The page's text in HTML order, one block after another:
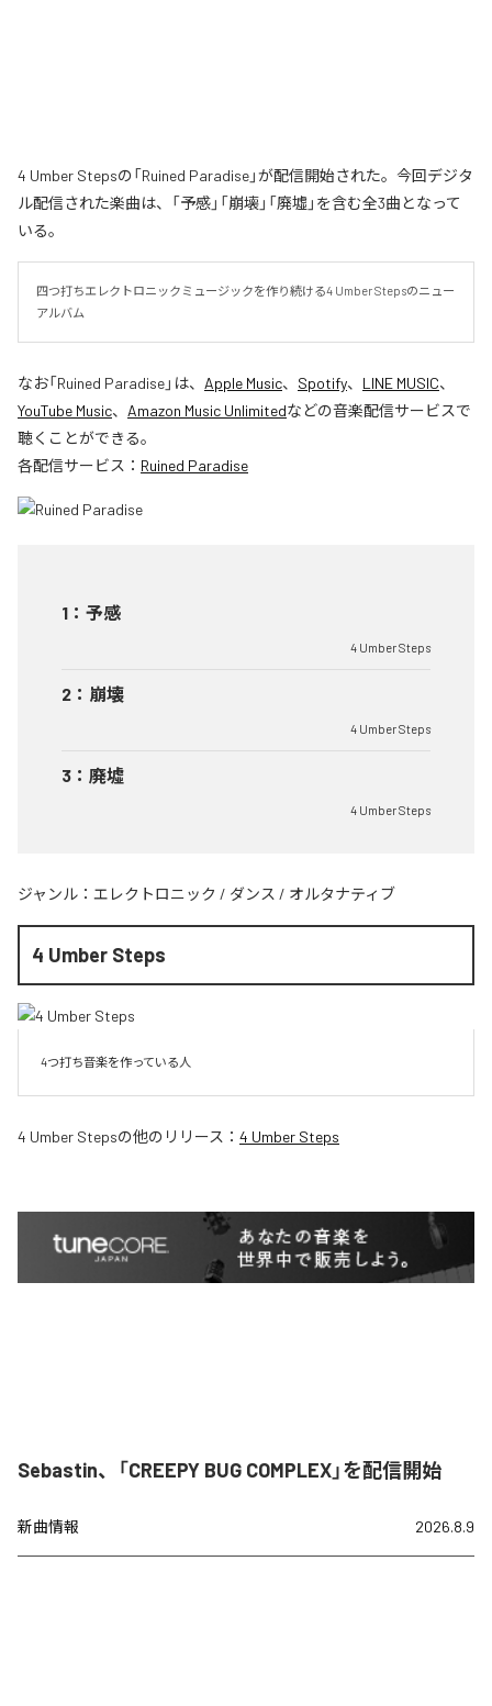
4 Umber Stepsの「Ruined Paradise」が配信開始された。今回デジタ
ル配信された楽曲は、「予感」「崩壊」「廃墟」を含む全3曲となって
いる。
四つ打ちエレクトロニックミュージックを作り続ける4 Umber Stepsのニュー
アルバム
なお「Ruined Paradise」は、 Apple Music、 Spotify、 LINE MUSIC、
YouTube Music、 Amazon Music Unlimitedなどの音楽配信サービスで
聴くことができる。
各配信サービス： Ruined Paradise
1 ： 予感
4 Umber Steps
2 ： 崩壊
4 Umber Steps
3 ： 廃墟
4 Umber Steps
ジャンル： エレクトロニック / ダンス / オルタナティブ
4 Umber Steps
4つ打ち音楽を作っている人
4 Umber Stepsの他のリリース： 4 Umber Steps
Sebastin、「CREEPY BUG COMPLEX」を配信開始
新曲情報 2026.8.9